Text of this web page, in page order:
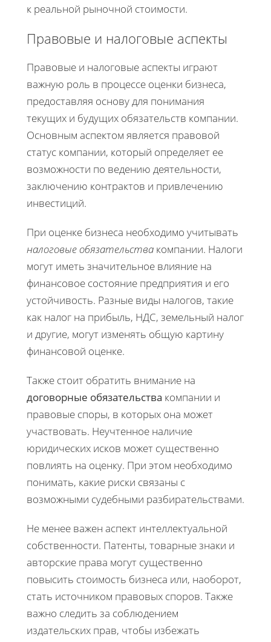
к реальной рыночной стоимости.
Правовые и налоговые аспекты
Правовые и налоговые аспекты играют
важную роль в процессе оценки бизнеса,
предоставляя основу для понимания
текущих и будущих обязательств компании.
Основным аспектом является правовой
статус компании, который определяет ее
возможности по ведению деятельности,
заключению контрактов и привлечению
инвестиций.
При оценке бизнеса необходимо учитывать
налоговые обязательства компании. Налоги
могут иметь значительное влияние на
финансовое состояние предприятия и его
устойчивость. Разные виды налогов, такие
как налог на прибыль, НДС, земельный налог
и другие, могут изменять общую картину
финансовой оценке.
Также стоит обратить внимание на
договорные обязательства компании и
правовые споры, в которых она может
участвовать. Неучтенное наличие
юридических исков может существенно
повлиять на оценку. При этом необходимо
понимать, какие риски связаны с
возможными судебными разбирательствами.
Не менее важен аспект интеллектуальной
собственности. Патенты, товарные знаки и
авторские права могут существенно
повысить стоимость бизнеса или, наоборот,
стать источником правовых споров. Также
важно следить за соблюдением
издательских прав, чтобы избежать